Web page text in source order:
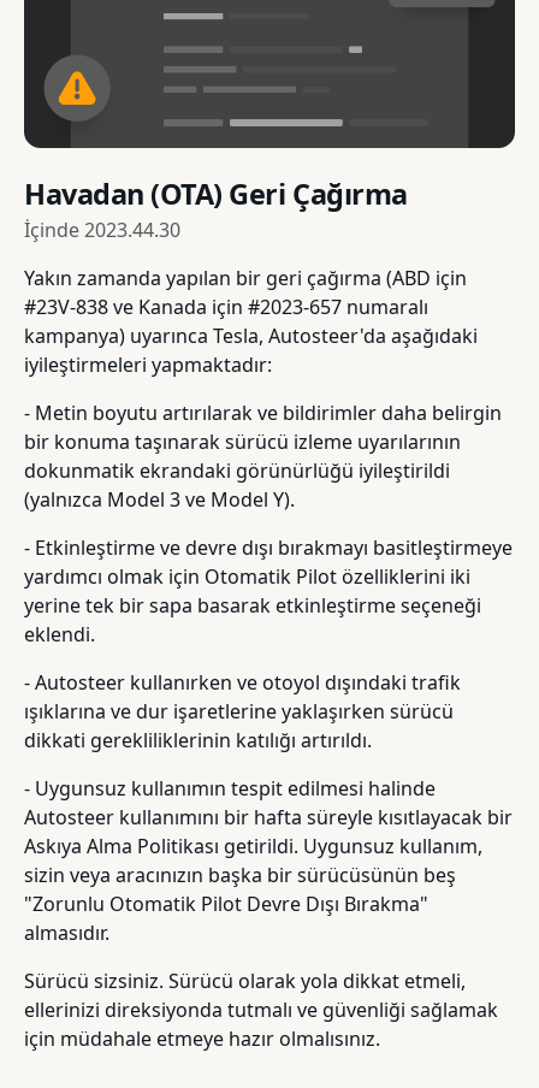
Havadan (OTA) Geri Çağırma
İçinde2023.44.30
Yakın zamanda yapılan bir geri çağırma (ABD için
#23V-838 ve Kanada için #2023-657 numaralı
kampanya) uyarınca Tesla, Autosteer'da aşağıdaki
iyileştirmeleri yapmaktadır:
- Metin boyutu artırılarak ve bildirimler daha belirgin
bir konuma taşınarak sürücü izleme uyarılarının
dokunmatik ekrandaki görünürlüğü iyileştirildi
(yalnızca Model 3 ve Model Y).
- Etkinleştirme ve devre dışı bırakmayı basitleştirmeye
yardımcı olmak için Otomatik Pilot özelliklerini iki
yerine tek bir sapa basarak etkinleştirme seçeneği
eklendi.
- Autosteer kullanırken ve otoyol dışındaki trafik
ışıklarına ve dur işaretlerine yaklaşırken sürücü
dikkati gerekliliklerinin katılığı artırıldı.
- Uygunsuz kullanımın tespit edilmesi halinde
Autosteer kullanımını bir hafta süreyle kısıtlayacak bir
Askıya Alma Politikası getirildi. Uygunsuz kullanım,
sizin veya aracınızın başka bir sürücüsünün beş
"Zorunlu Otomatik Pilot Devre Dışı Bırakma"
almasıdır.
Sürücü sizsiniz. Sürücü olarak yola dikkat etmeli,
ellerinizi direksiyonda tutmalı ve güvenliği sağlamak
için müdahale etmeye hazır olmalısınız.